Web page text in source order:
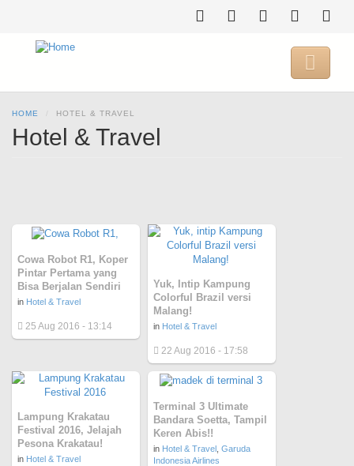

HOME HOTEL & TRAVEL
Hotel & Travel
Cowa Robot R1, Koper
Pintar Pertama yang
Bisa Berjalan Sendiri
in Hotel & Travel
25 Aug 2016 - 13:14
Yuk, Intip Kampung
Colorful Brazil versi
Malang!
in Hotel & Travel
22 Aug 2016 - 17:58
Lampung Krakatau
Festival 2016, Jelajah
Pesona Krakatau!
in Hotel & Travel
Terminal 3 Ultimate
Bandara Soetta, Tampil
Keren Abis!!
in Hotel & Travel Garuda
Indonesia Airlines